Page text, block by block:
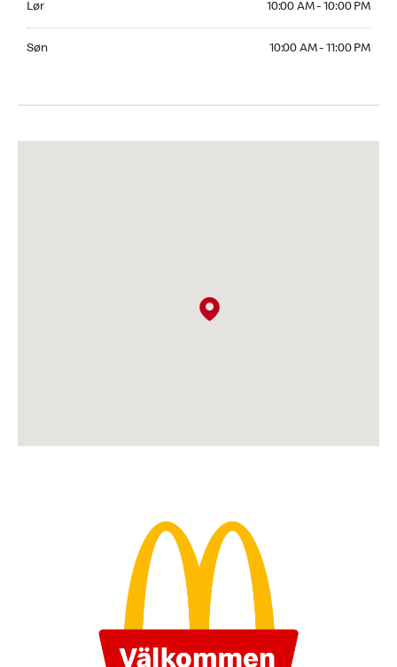
Lør 10:00 AM - 10:00 PM
Søn 10:00 AM - 11:00 PM